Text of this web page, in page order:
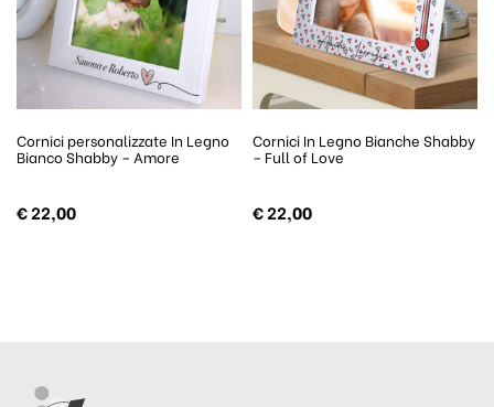
Cornici personalizzate In Legno
Bianco Shabby – Amore
€22,00
Cornici In Legno Bianche Shabby
– Full of Love
€22,00